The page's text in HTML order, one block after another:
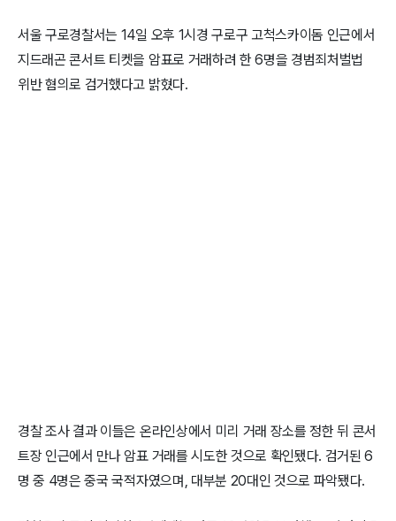
서울 구로경찰서는 14일 오후 1시경 구로구 고척스카이돔 인근에서
지드래곤 콘서트 티켓을 암표로 거래하려 한 6명을 경범죄처벌법
위반 혐의로 검거했다고 밝혔다.
경찰 조사 결과 이들은 온라인상에서 미리 거래 장소를 정한 뒤 콘서
트장 인근에서 만나 암표 거래를 시도한 것으로 확인됐다. 검거된 6
명 중 4명은 중국 국적자였으며, 대부분 20대인 것으로 파악됐다.